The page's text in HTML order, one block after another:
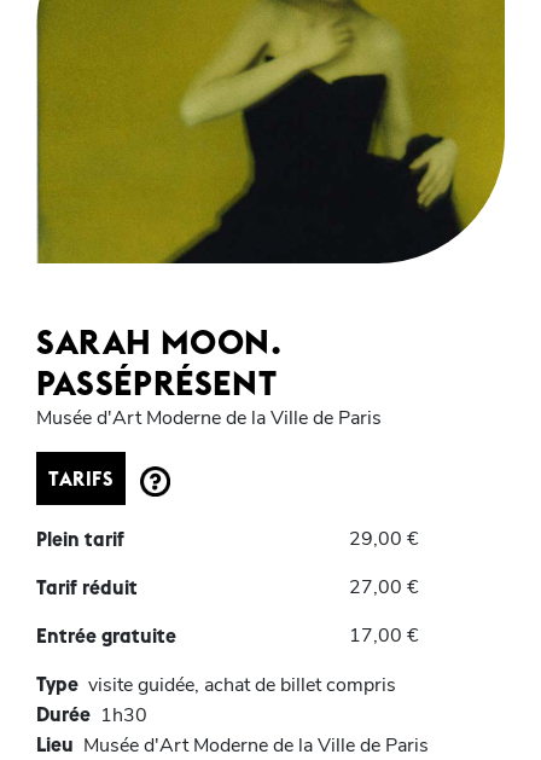
SARAH MOON.
PASSÉPRÉSENT
Musée d'Art Moderne de la Ville de Paris
TARIFS
Plein tarif 29,00 €
Tarif réduit 27,00 €
Entrée gratuite 17,00 €
Type visite guidée, achat de billet compris
Durée 1h30
Lieu Musée d'Art Moderne de la Ville de Paris